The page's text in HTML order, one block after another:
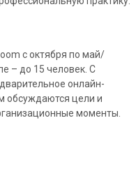
с октября по май/
– до 15 человек. С
онлайн-
обсуждаются цели и
моменты.